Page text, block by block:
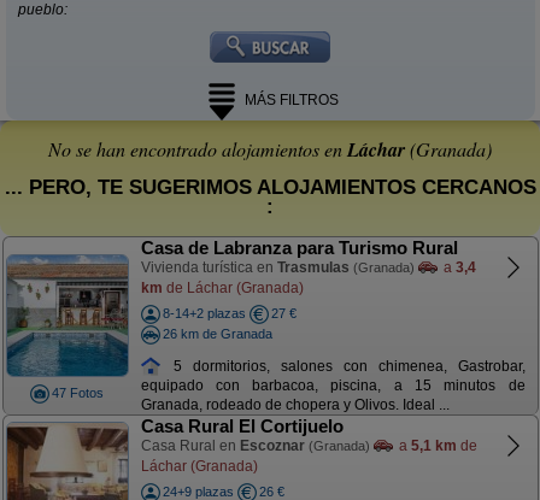
pueblo:
MÁS FILTROS
No se han encontrado alojamientos enLáchar(Granada)
... PERO, TE SUGERIMOS ALOJAMIENTOS CERCANOS
:
47 Fotos
Casa de Labranza para Turismo Rural
Vivienda turística en Trasmulas (Granada) a 3,4
km de Láchar (Granada)
8-14+2 plazas
27 €
26 km de Granada
5 dormitorios, salones con chimenea, Gastrobar,
equipado con barbacoa, piscina, a 15 minutos de
Granada, rodeado de chopera y Olivos. Ideal ...
Casa Rural El Cortijuelo
Casa Rural en Escoznar (Granada) a 5,1 km de
Láchar (Granada)
24+9 plazas
26 €